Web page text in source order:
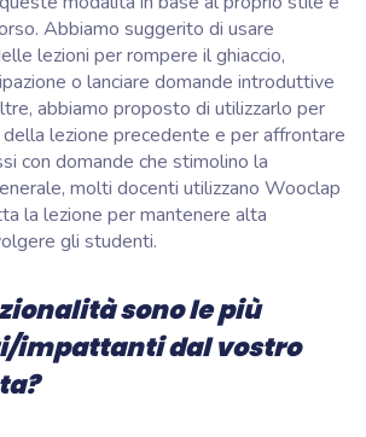
Abbiamo suggerito di usare
lezioni per rompere il ghiaccio,
o lanciare domande introduttive
abbiamo proposto di utilizzarlo per
lezione precedente e per affrontare
con domande che stimolino la
molti docenti utilizzano Wooclap
la lezione per mantenere alta
gli studenti.
sono le più
impattanti dal vostro